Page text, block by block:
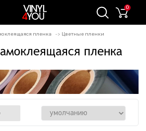
0
пленка Цветные пленки
пленка